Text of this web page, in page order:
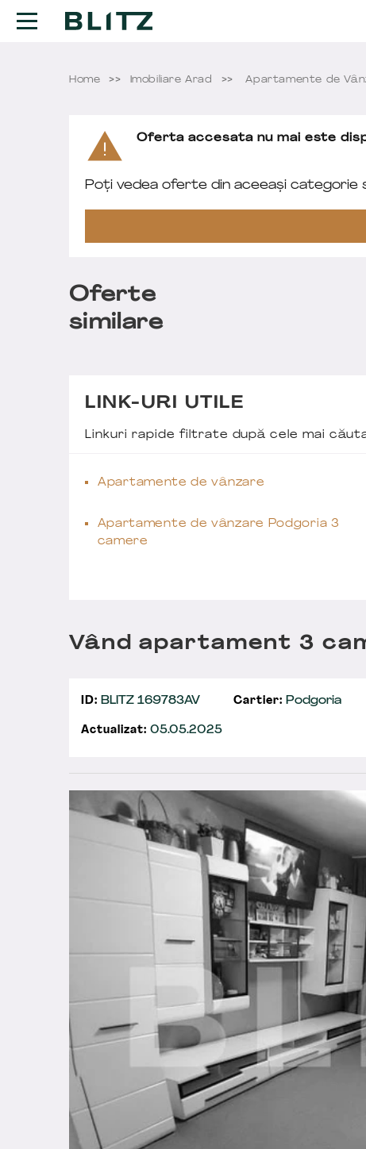
Home Imobiliare Arad Apartamente de
Oferta accesata nu mai este
Poți vedea oferte din aceeași
Oferte
similare
LINK-URI UTILE
Linkuri rapide filtrate după cele mai
Apartamente de vânzare
Apartamente de vânzare Podgoria 3
camere
Vând apartament 3
ID: BLITZ 169783AV Cartier: Podgoria
Actualizat: 05.05.2025